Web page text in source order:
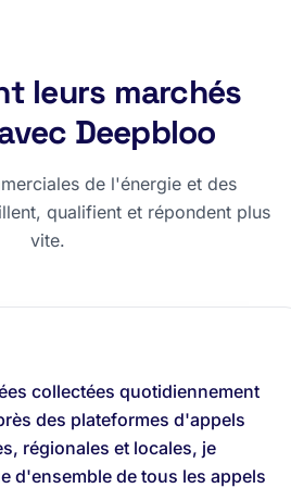
leurs marchés
Deepbloo
de l'énergie et des
qualifient et répondent plus
vite.
collectées quotidiennement
des plateformes d'appels
régionales et locales, je
d'ensemble de tous les appels